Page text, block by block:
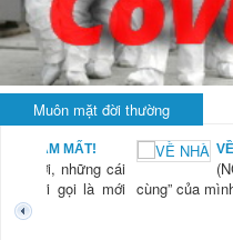
Muôn mặt đời thường
NAM MẤT!
“Xời, những cái
mới gọi là mới cùng” của